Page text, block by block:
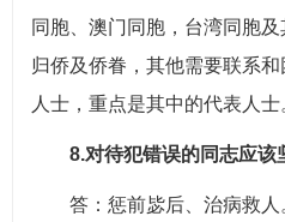
同胞、澳门同胞，台湾同胞及
归侨及侨眷，其他需要联系
人士，重点是其中的代表人士
8.对待犯错误的同志应该
答：惩前毖后、治病救人